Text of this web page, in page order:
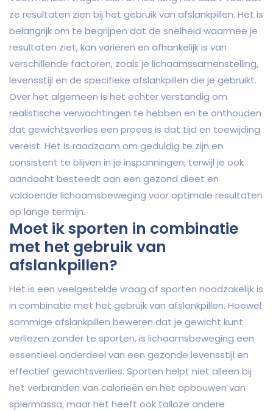
ze resultaten zien bij het gebruik van afslankpillen. Het is
belangrijk om te begrijpen dat de snelheid waarmee je
resultaten ziet, kan variëren en afhankelijk is van
verschillende factoren, zoals je lichaamssamenstelling,
levensstijl en de specifieke afslankpillen die je gebruikt.
Over het algemeen is het echter verstandig om
realistische verwachtingen te hebben en te onthouden
dat gewichtsverlies een proces is dat tijd en toewijding
vereist. Het is raadzaam om geduldig te zijn en
consistent te blijven in je inspanningen, terwijl je ook
aandacht besteedt aan een gezond dieet en
voldoende lichaamsbeweging voor optimale resultaten
op lange termijn.
Moet ik sporten in combinatie
met het gebruik van
afslankpillen?
Het is een veelgestelde vraag of sporten noodzakelijk is
in combinatie met het gebruik van afslankpillen. Hoewel
sommige afslankpillen beweren dat je gewicht kunt
verliezen zonder te sporten, is lichaamsbeweging een
essentieel onderdeel van een gezonde levensstijl en
effectief gewichtsverlies. Sporten helpt niet alleen bij
het verbranden van calorieën en het opbouwen van
spiermassa, maar het heeft ook talloze andere